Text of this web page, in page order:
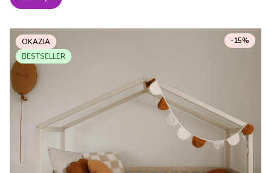
OKAZJA
BESTSELLER
-15%